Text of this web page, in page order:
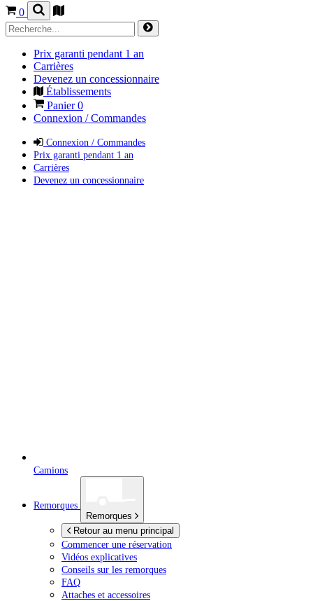
0
Prix garanti pendant 1 an
Carrières
Devenez un concessionnaire
Établissements
Panier0
Connexion / Commandes
Connexion / Commandes
Prix garanti pendant 1 an
Carrières
Devenez un concessionnaire
Camions
Remorques
Remorques
Retour au menu principal
Commencer une réservation
Vidéos explicatives
Conseils sur les remorques
FAQ
Attaches et accessoires